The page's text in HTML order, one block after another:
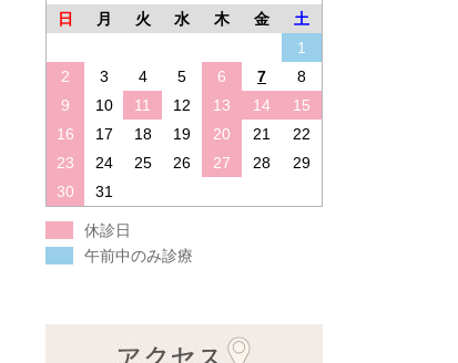
日
月 火 水 木 金
土
1
2
3 4 5 6 7
8
9
10 11 12 13 14
15
16
17 18 19 20 21
22
23
24 25 26 27 28
29
30
31
休診日
午前中のみ診療